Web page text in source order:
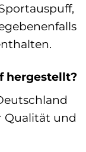
hergestellt?
Qualität und